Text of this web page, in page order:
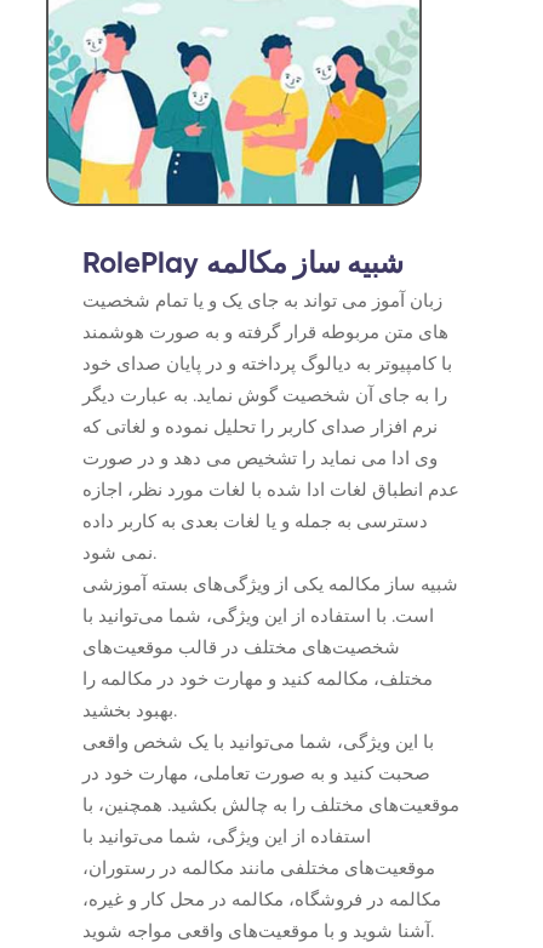
RolePlay شبیه ساز مکالمه
زبان آموز می تواند به جای یک و یا تمام شخصیت
های متن مربوطه قرار گرفته و به صورت هوشمند
با کامپیوتر به دیالوگ پرداخته و در پایان صدای خود
را به جای آن شخصیت گوش نماید. به عبارت دیگر
نرم افزار صدای کاربر را تحلیل نموده و لغاتی که
وی ادا می نماید را تشخیص می دهد و در صورت
عدم انطباق لغات ادا شده با لغات مورد نظر، اجازه
دسترسی به جمله و یا لغات بعدی به کاربر داده
نمی شود.
شبیه ساز مکالمه یکی از ویژگی‌های بسته آموزشی
است. با استفاده از این ویژگی، شما می‌توانید با
شخصیت‌های مختلف در قالب موقعیت‌های
مختلف، مکالمه کنید و مهارت خود در مکالمه را
بهبود بخشید.
با این ویژگی، شما می‌توانید با یک شخص واقعی
صحبت کنید و به صورت تعاملی، مهارت خود در
موقعیت‌های مختلف را به چالش بکشید. همچنین، با
استفاده از این ویژگی، شما می‌توانید با
موقعیت‌های مختلفی مانند مکالمه در رستوران،
مکالمه در فروشگاه، مکالمه در محل کار و غیره،
آشنا شوید و با موقعیت‌های واقعی مواجه شوید.